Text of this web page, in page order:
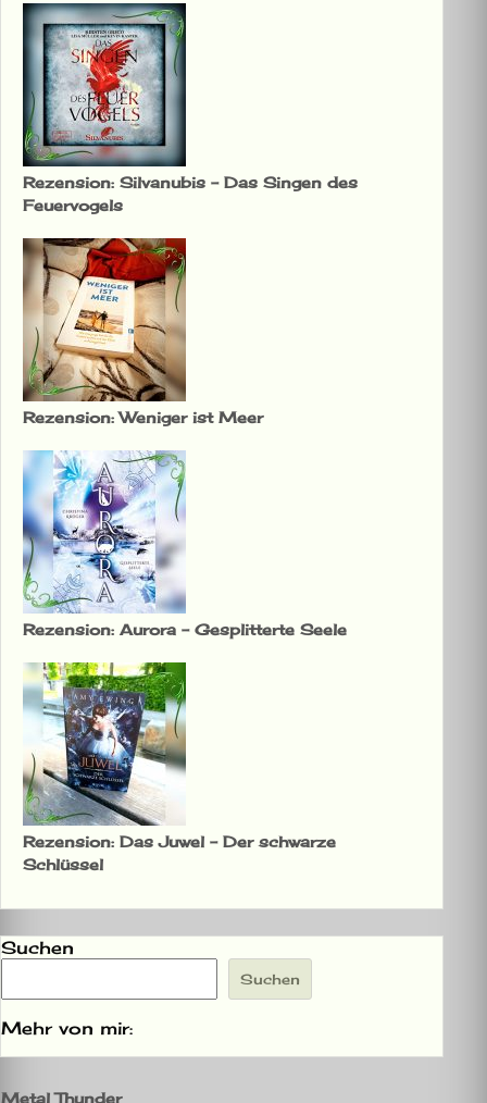
Rezension: Silvanubis – Das Singen des
Feuervogels
Rezension: Weniger ist Meer
Rezension: Aurora – Gesplitterte Seele
Rezension: Das Juwel – Der schwarze
Schlüssel
Suchen
Suchen
Mehr von mir:
Metal Thunder